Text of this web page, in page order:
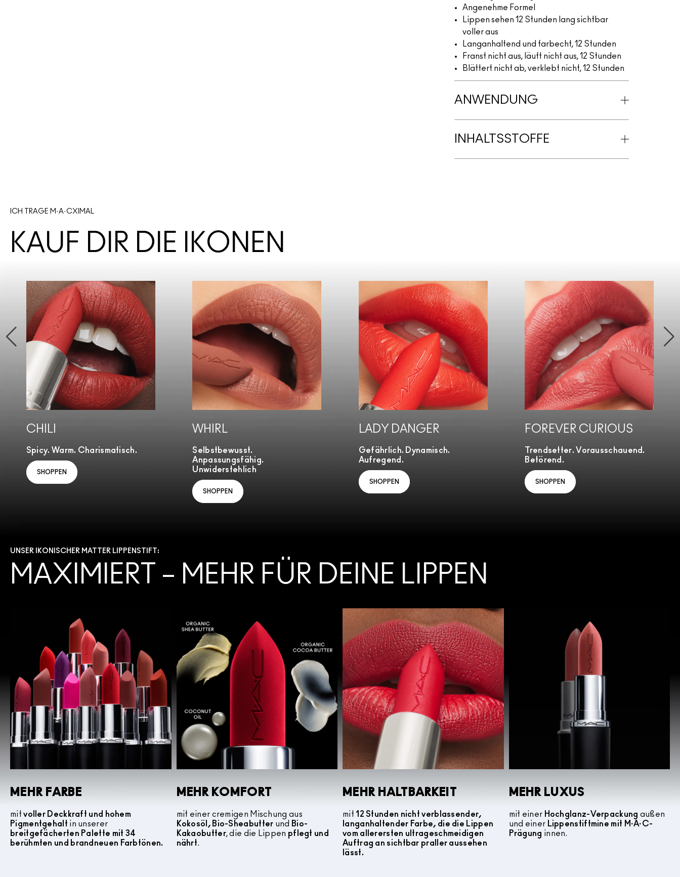
Angenehme Formel
Lippen sehen 12 Stunden lang sichtbar
voller aus
Langanhaltend und farbecht, 12 Stunden
Franst nicht aus, läuft nicht aus, 12 Stunden
Blättert nicht ab, verklebt nicht, 12 Stunden
ANWENDUNG
INHALTSSTOFFE
ICH TRAGE M·A·CXIMAL
KAUF DIR DIE IKONEN
CHILI
Spicy. Warm. Charismatisch.
SHOPPEN
WHIRL
Selbstbewusst.
Anpassungsfähig.
Unwiderstehlich
SHOPPEN
LADY DANGER
Gefährlich. Dynamisch.
Aufregend.
SHOPPEN
FOREVER CURIOUS
Trendsetter. Vorausschauend.
Betörend.
SHOPPEN
UNSER IKONISCHER MATTER LIPPENSTIFT:
MAXIMIERT – MEHR FÜR DEINE LIPPEN
MEHR FARBE
mitvoller Deckkraft und hohem
Pigmentgehalt in unserer
breitgefächerten Palette mit 34
berühmten und brandneuen Farbtönen.
MEHR KOMFORT
mit einer cremigen Mischung aus
Kokosöl, Bio-Sheabutter und Bio-
Kakaobutter, die die Lippen pflegt und
nährt.
MEHR HALTBARKEIT
mit12 Stunden nicht verblassender,
langanhaltender Farbe, die die Lippen
vom allerersten ultrageschmeidigen
Auftrag an sichtbar praller aussehen
lässt.
MEHR LUXUS
mit einer Hochglanz-Verpackung außen
und einer Lippenstiftmine mit M·A·C-
Prägung innen.